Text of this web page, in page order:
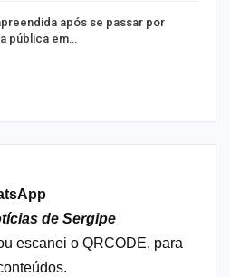
após se passar por
pública em…
de Sergipe
escanei o QRCODE, para